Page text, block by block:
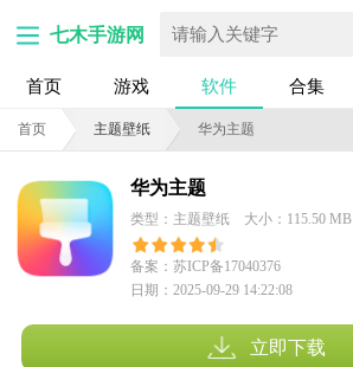
七木手游网
首页 游戏 软件 合集
首页 主题壁纸 华为主题
华为主题
类型：主题壁纸 大小：115.50 MB
备案：苏ICP备17040376
号-152A
日期：2025-09-29 14:22:08
立即下载